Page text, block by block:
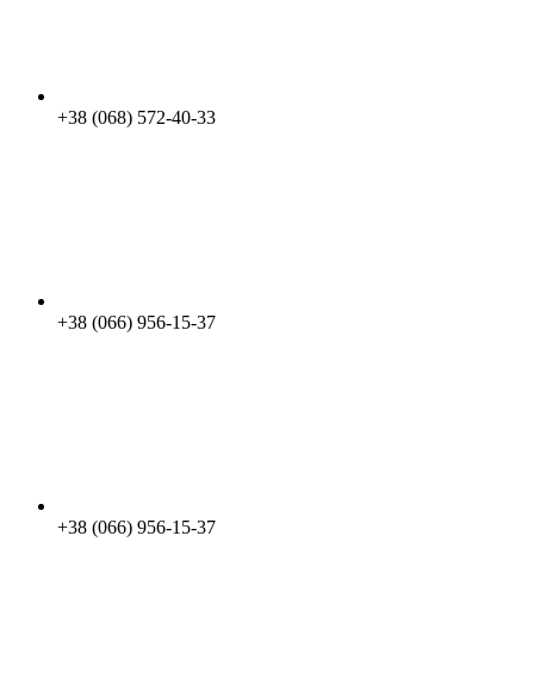
+38 (068) 572-40-33
+38 (066) 956-15-37
+38 (066) 956-15-37